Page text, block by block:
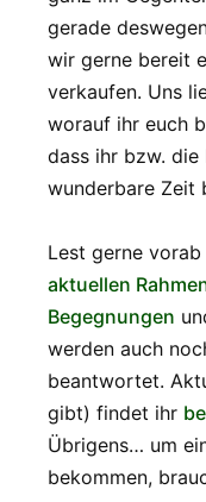
gerade
wir gerne bereit
verkaufen. Uns
worauf ihr euch
dass ihr bzw. die
wunderbare Zeit
Lest gerne
aktuellen
Begegnungen
werden auch
beantwortet.
gibt) findet ihr
Übrigens… um
bekommen,